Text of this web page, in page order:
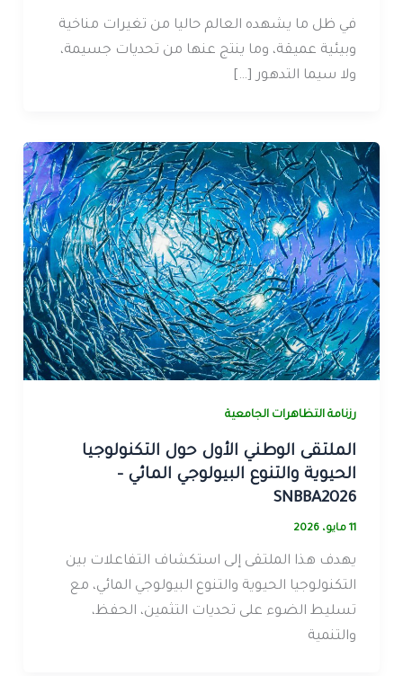
في ظل ما يشهده العالم حاليا من تغيرات مناخية
وبيئية عميقة، وما ينتج عنها من تحديات جسيمة،
ولا سيما التدهور […]
رزنامة التظاهرات الجامعية
الملتقى الوطني الأول حول التكنولوجيا
الحيوية والتنوع البيولوجي المائي –
SNBBA2026
11 مايو، 2026
يهدف هذا الملتقى إلى استكشاف التفاعلات بين
التكنولوجيا الحيوية والتنوع البيولوجي المائي، مع
تسليط الضوء على تحديات التثمين، الحفظ،
والتنمية